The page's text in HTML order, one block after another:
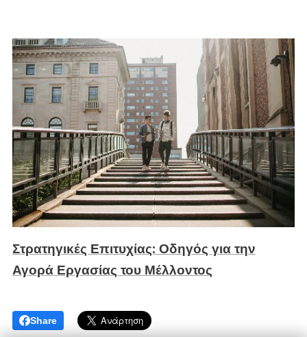
Στρατηγικές Επιτυχίας: Οδηγός για την
Αγορά Εργασίας του Μέλλοντος
Share